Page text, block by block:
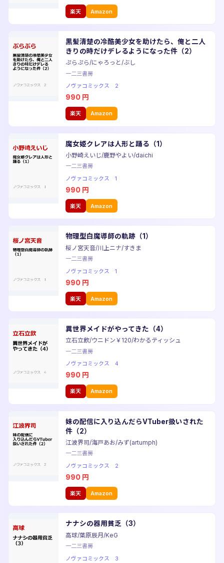
楽天 Amazon
黒髪清楚の冷酷美少女を助けたら、俺と二人
きりの時だけデレるようになった件（2）
ぷらぷら/にゃろっと/ぶし
一二三書房
ノヴァコミックス 2
990 円
楽天 Amazon
魔女姫クレアは人形と踊る（1）
小野崎えいじ/鹿野やよい/daichi
一二三書房
ノヴァコミックス 1
990 円
楽天 Amazon
物理型白魔導師の軌跡（1）
桜ノ宮天音/川上ニナ/すきま
一二三書房
ノヴァコミックス 1
990 円
楽天 Amazon
異世界メイドがやってきた（4）
立石立飲/ウニドン￥120/わかるティッシュ
一二三書房
ノヴァコミックス 4
990 円
楽天 Amazon
妹の配信に入り込んだらVTuber扱いされた
件（2）
江波界司/海戸あお/みず(artumph)
一二三書房
ノヴァコミックス 2
990 円
楽天 Amazon
ナナシの器用貧乏（3）
高球/葉原辰月/KeG
一二三書房
ノヴァコミックス 3